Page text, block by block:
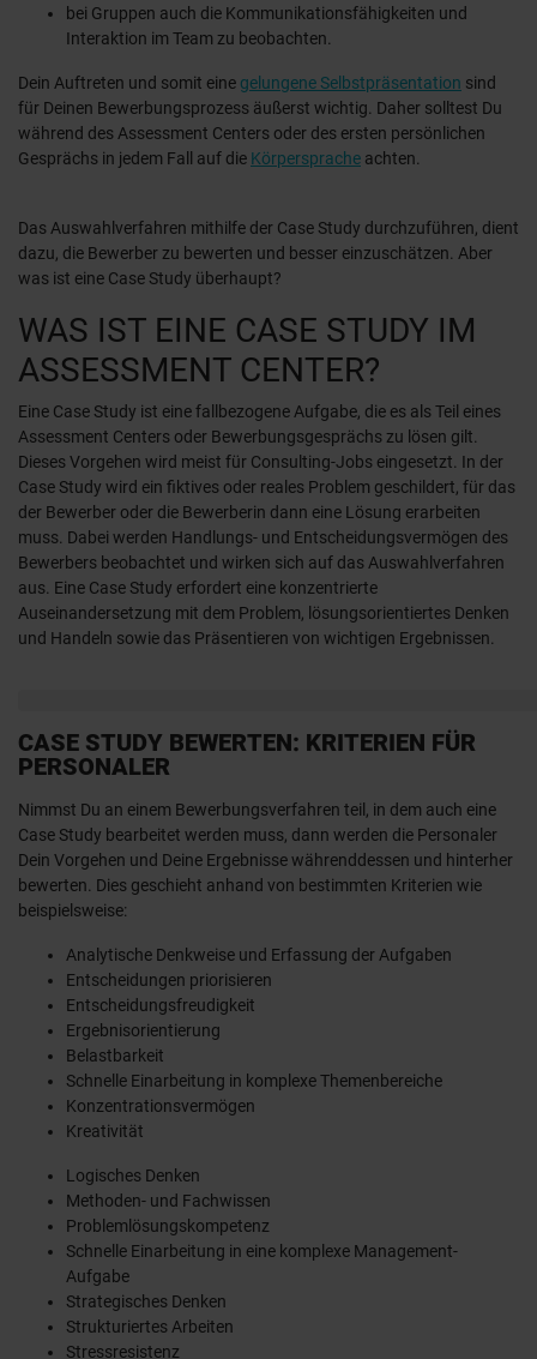
bei Gruppen auch die Kommunikationsfähigkeiten und
Interaktion im Team zu beobachten.
Dein Auftreten und somit eine gelungene Selbstpräsentation sind
für Deinen Bewerbungsprozess äußerst wichtig. Daher solltest Du
während des Assessment Centers oder des ersten persönlichen
Gesprächs in jedem Fall auf die Körpersprache achten.
Das Auswahlverfahren mithilfe der Case Study durchzuführen, dient
dazu, die Bewerber zu bewerten und besser einzuschätzen. Aber
was ist eine Case Study überhaupt?
WAS IST EINE CASE STUDY IM
ASSESSMENT CENTER?
Eine Case Study ist eine fallbezogene Aufgabe, die es als Teil eines
Assessment Centers oder Bewerbungsgesprächs zu lösen gilt.
Dieses Vorgehen wird meist für Consulting-Jobs eingesetzt. In der
Case Study wird ein fiktives oder reales Problem geschildert, für das
der Bewerber oder die Bewerberin dann eine Lösung erarbeiten
muss. Dabei werden Handlungs- und Entscheidungsvermögen des
Bewerbers beobachtet und wirken sich auf das Auswahlverfahren
aus. Eine Case Study erfordert eine konzentrierte
Auseinandersetzung mit dem Problem, lösungsorientiertes Denken
und Handeln sowie das Präsentieren von wichtigen Ergebnissen.
CASE STUDY BEWERTEN: KRITERIEN FÜR
PERSONALER
Nimmst Du an einem Bewerbungsverfahren teil, in dem auch eine
Case Study bearbeitet werden muss, dann werden die Personaler
Dein Vorgehen und Deine Ergebnisse währenddessen und hinterher
bewerten. Dies geschieht anhand von bestimmten Kriterien wie
beispielsweise:
Analytische Denkweise und Erfassung der Aufgaben
Entscheidungen priorisieren
Entscheidungsfreudigkeit
Ergebnisorientierung
Belastbarkeit
Schnelle Einarbeitung in komplexe Themenbereiche
Konzentrationsvermögen
Kreativität
Logisches Denken
Methoden- und Fachwissen
Problemlösungskompetenz
Schnelle Einarbeitung in eine komplexe Management-
Aufgabe
Strategisches Denken
Strukturiertes Arbeiten
Stressresistenz